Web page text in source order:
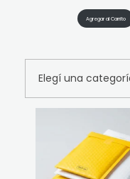
Agregar al Carrito